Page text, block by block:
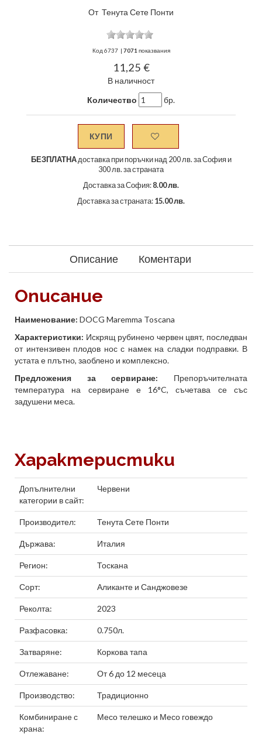
От Тенута Сете Понти
Код 6737 | 7071 показвания
11,25 €
В наличност
Количество
бр.
КУПИ
БЕЗПЛАТНАдоставка при поръчки над 200 лв. за София и
300 лв. за страната
Доставка за София: 8.00 лв.
Доставка за страната: 15.00 лв.
Описание Коментари
Описание
Наименование: DOCG Maremma Toscana
Характеристики: Искрящ рубинено червен цвят, последван
от интензивен плодов нос с намек на сладки подправки. В
устата е плътно, заоблено и комплексно.
Предложения за сервиране: Препоръчителната
температура на сервиране е 16°C, съчетава се със
задушени меса.
Характеристики
Допълнителни
категории в сайт:
Червени
Производител: Тенута Сете Понти
Държава: Италия
Регион: Тоскана
Сорт: Аликанте и Санджовезе
Реколта: 2023
Разфасовка: 0.750л.
Затваряне: Коркова тапа
Отлежаване: От 6 до 12 месеца
Производство: Традиционно
Комбиниране с
храна:
Месо телешко и Месо говеждо